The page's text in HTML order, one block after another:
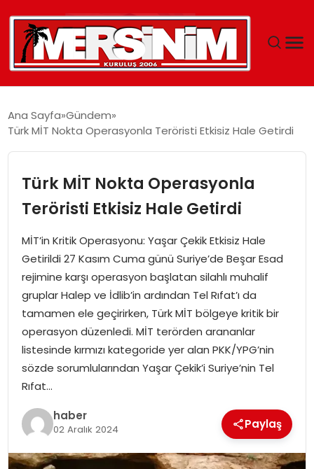
GÜNCEL
SAĞLIK
EĞITIM
SPOR
EKONOMI
MAGAZIN
DÜNYA
OTOMOBIL
Ana Sayfa Gündem
Türk MİT Nokta Operasyonla Teröristi Etkisiz Hale Getirdi
Türk MİT Nokta Operasyonla
Teröristi Etkisiz Hale Getirdi
MİT’in Kritik Operasyonu: Yaşar Çekik Etkisiz Hale
Getirildi 27 Kasım Cuma günü Suriye’de Beşar Esad
rejimine karşı operasyon başlatan silahlı muhalif
gruplar Halep ve İdlib’in ardından Tel Rıfat’ı da
tamamen ele geçirirken, Türk MİT bölgeye kritik bir
operasyon düzenledi. MİT terörden arananlar
listesinde kırmızı kategoride yer alan PKK/YPG’nin
sözde sorumlularından Yaşar Çekik’i Suriye’nin Tel
Rıfat…
haber
02 Aralık 2024 Paylaş